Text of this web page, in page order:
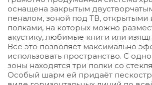
оснащена закрытым
пеналом, зоной под ТВ, открытыми
полками, на которых можно
акустику, любимые книги или
Всё это позволяет максимально
использовать пространство. С
зоны находятся три полки со
Особый шарм ей придаёт